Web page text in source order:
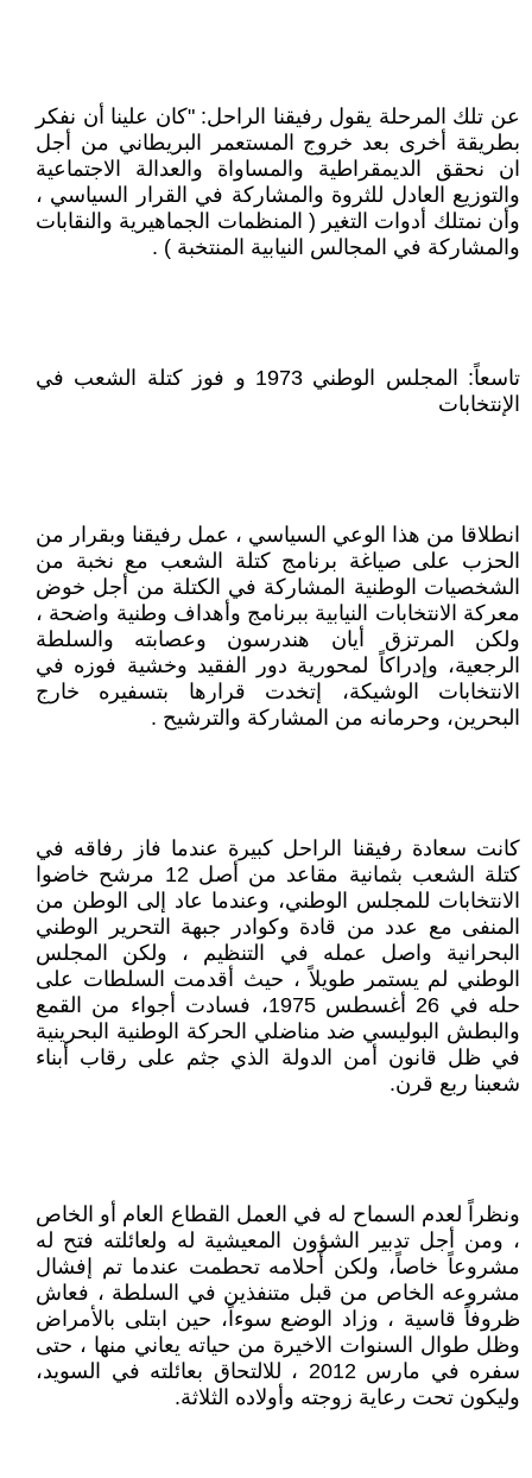
عن تلك المرحلة يقول رفيقنا الراحل: "كان علينا أن نفكر
بطريقة أخرى بعد خروج المستعمر البريطاني من أجل
ان نحقق الديمقراطية والمساواة والعدالة الاجتماعية
والتوزيع العادل للثروة والمشاركة في القرار السياسي ،
وأن نمتلك أدوات التغير ( المنظمات الجماهيرية والنقابات
والمشاركة في المجالس النيابية المنتخبة ) .
تاسعاً: المجلس الوطني 1973 و فوز كتلة الشعب في
الإنتخابات
انطلاقا من هذا الوعي السياسي ، عمل رفيقنا وبقرار من
الحزب على صياغة برنامج كتلة الشعب مع نخبة من
الشخصيات الوطنية المشاركة في الكتلة من أجل خوض
معركة الانتخابات النيابية ببرنامج وأهداف وطنية واضحة ،
ولكن المرتزق أيان هندرسون وعصابته والسلطة
الرجعية، وإدراكاً لمحورية دور الفقيد وخشية فوزه في
الانتخابات الوشيكة، إتخدت قرارها بتسفيره خارج
البحرين، وحرمانه من المشاركة والترشيح .
كانت سعادة رفيقنا الراحل كبيرة عندما فاز رفاقه في
كتلة الشعب بثمانية مقاعد من أصل 12 مرشح خاضوا
الانتخابات للمجلس الوطني، وعندما عاد إلى الوطن من
المنفى مع عدد من قادة وكوادر جبهة التحرير الوطني
البحرانية واصل عمله في التنظيم ، ولكن المجلس
الوطني لم يستمر طويلاً ، حيث أقدمت السلطات على
حله في 26 أغسطس 1975، فسادت أجواء من القمع
والبطش البوليسي ضد مناضلي الحركة الوطنية البحرينية
في ظل قانون أمن الدولة الذي جثم على رقاب أبناء
شعبنا ربع قرن.
ونظراً لعدم السماح له في العمل القطاع العام أو الخاص
، ومن أجل تدبير الشؤون المعيشية له ولعائلته فتح له
مشروعاً خاصاً، ولكن أحلامه تحطمت عندما تم إفشال
مشروعه الخاص من قبل متنفذين في السلطة ، فعاش
ظروفاً قاسية ، وزاد الوضع سوءاً، حين ابتلى بالأمراض
وظل طوال السنوات الاخيرة من حياته يعاني منها ، حتى
سفره في مارس 2012 ، للالتحاق بعائلته في السويد،
وليكون تحت رعاية زوجته وأولاده الثلاثة.